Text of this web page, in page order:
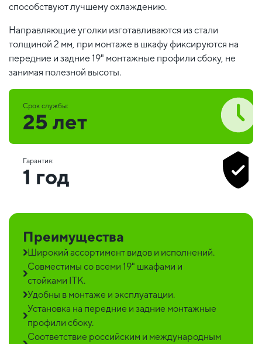
способствуют лучшему охлаждению.
Направляющие уголки изготавливаются из стали
толщиной 2 мм, при монтаже в шкафу фиксируются на
передние и задние 19" монтажные профили сбоку, не
занимая полезной высоты.
Срок службы:
25 лет
Гарантия:
1 год
Преимущества
Широкий ассортимент видов и исполнений.
Совместимы со всеми 19" шкафами и
стойками ITK.
Удобны в монтаже и эксплуатации.
Установка на передние и задние монтажные
профили сбоку.
Соответствие российским и международным